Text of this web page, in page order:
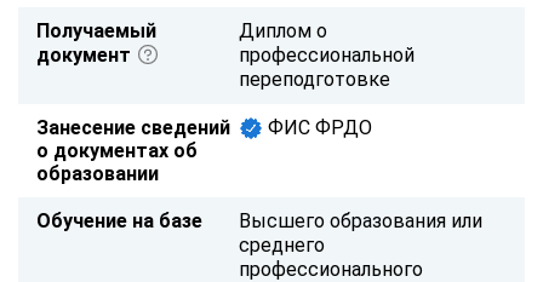
Получаемый
документ
Диплом о
профессиональной
переподготовке
Занесение сведений
о документах об
образовании
ФИС ФРДО
Обучение на базе
Высшего образования или
среднего
профессионального